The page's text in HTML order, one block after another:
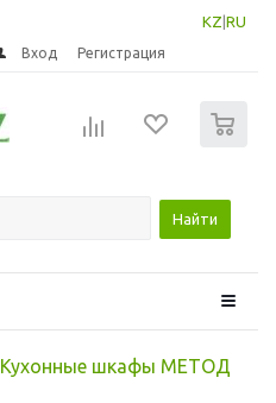
KZ RU
Вход Регистрация
Найти
Кухонные шкафы МЕТОД